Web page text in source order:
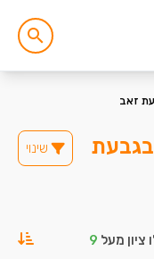
זאב
בגבעת
שינוי
ציון מעל 9